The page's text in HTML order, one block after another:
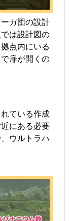
ガ団の設計
は設計図の
点内にいる
扉が開くの
ている作成
にある必要
ウルトラハ